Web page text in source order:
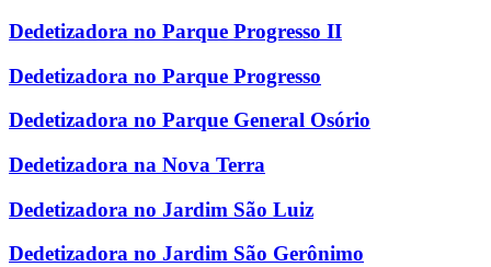
Dedetizadora no Parque Progresso II
Dedetizadora no Parque Progresso
Dedetizadora no Parque General Osório
Dedetizadora na Nova Terra
Dedetizadora no Jardim São Luiz
Dedetizadora no Jardim São Gerônimo